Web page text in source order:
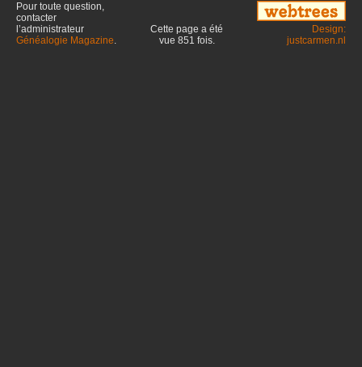
Pour toute question,
contacter
l’administrateur
Généalogie Magazine.
Cette page a été
vue 851 fois.
Design:
justcarmen.nl